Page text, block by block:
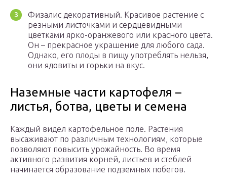
Физалис декоративный. Красивое растение с
резными листочками и сердцевидными
цветками ярко-оранжевого или красного цвета.
Он – прекрасное украшение для любого сада.
Однако, его плоды в пищу употреблять нельзя,
они ядовиты и горьки на вкус.
Наземные части картофеля –
листья, ботва, цветы и семена
Каждый видел картофельное поле. Растения
высаживают по различным технологиям, которые
позволяют повысить урожайность. Во время
активного развития корней, листьев и стеблей
начинается образование подземных побегов.